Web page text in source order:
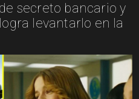
secreto bancario y
levantarlo en la